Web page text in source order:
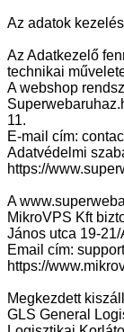
Az adatok
Az Adatkezelő
technikai
A webshop
11.
E-mail cím:
Adatvédelmi
https://
A
MikroVPS Kft
János utca 19-21/
Email cím:
https://
Megkezdett
GLS General